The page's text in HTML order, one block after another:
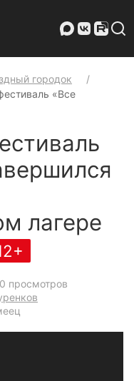
городок
«Все
лагере
просмотров